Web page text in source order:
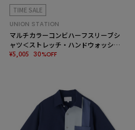
TIME SALE
UNION STATION
マルチカラーコンビハーフスリーブシ
ャツ＜ストレッチ・ハンドウォッシャ
ブル＞
¥5,005 30%OFF